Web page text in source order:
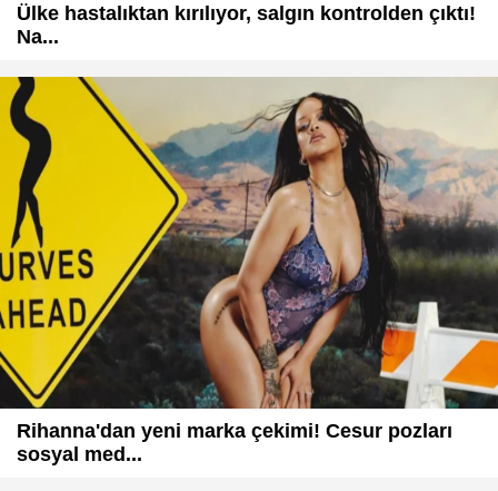
Ülke hastalıktan kırılıyor, salgın kontrolden çıktı!
Na...
Rihanna'dan yeni marka çekimi! Cesur pozları
sosyal med...